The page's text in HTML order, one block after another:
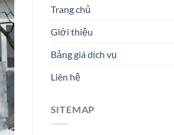
Trang chủ
Giới thiệu
Bảng giá dịch vụ
Liên hệ
SITEMAP